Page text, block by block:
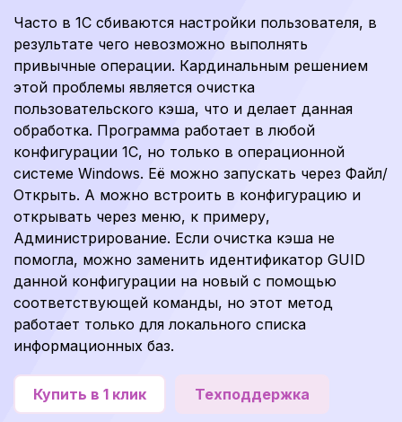
Часто в 1С сбиваются настройки пользователя, в
результате чего невозможно выполнять
привычные операции. Кардинальным решением
этой проблемы является очистка
пользовательского кэша, что и делает данная
обработка. Программа работает в любой
конфигурации 1С, но только в операционной
системе Windows. Её можно запускать через Файл/
Открыть. А можно встроить в конфигурацию и
открывать через меню, к примеру,
Администрирование. Если очистка кэша не
помогла, можно заменить идентификатор GUID
данной конфигурации на новый с помощью
соответствующей команды, но этот метод
работает только для локального списка
информационных баз.
Купить в 1 клик Техподдержка